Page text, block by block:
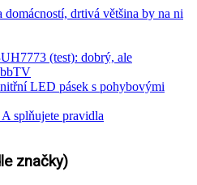
drtivá většina by na ni
(test): dobrý, ale
LED pásek s pohybovými
splňujete pravidla
značky)